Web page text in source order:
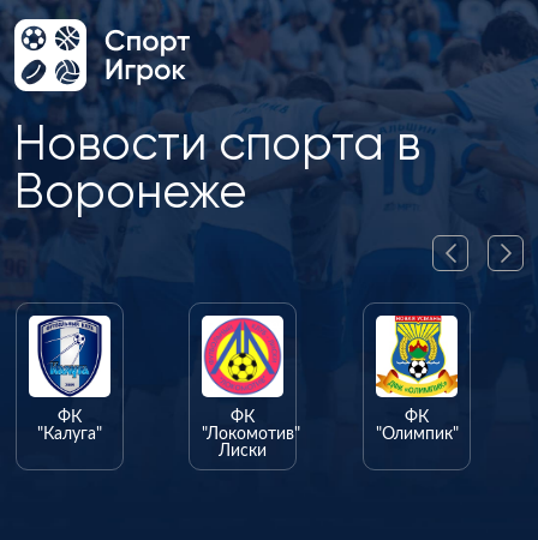
Новости спорта в
Воронеже
"Локомотив"
"Олимпик"